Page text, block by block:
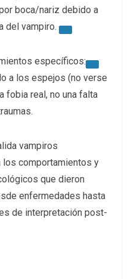
boca/nariz debido a
del vampiro.
específicos:
a los espejos (no verse
fobia real, no una falta
vampiros
comportamientos y
que dieron
enfermedades hasta
de interpretación post-